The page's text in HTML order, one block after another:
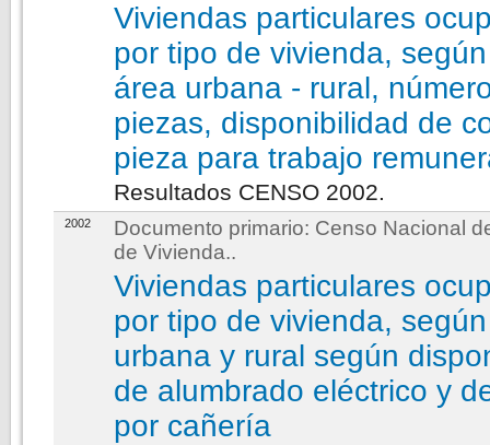
Viviendas particulares
por tipo de vivienda,
área urbana - rural,
piezas, disponibilidad de
pieza para trabajo
Resultados CENSO 2002.
2002 Documento primario: Censo Nacional
de Vivienda..
Viviendas particulares
por tipo de vivienda,
urbana y rural según
de alumbrado eléctrico y
por cañería